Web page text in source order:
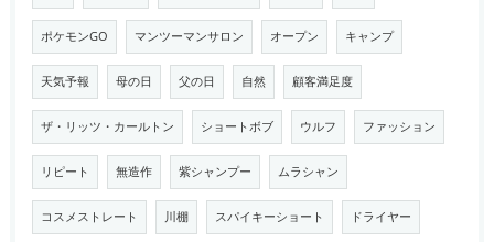
ポケモンGO マンツーマンサロン オープン キャンプ
天気予報 母の日 父の日 自然 顧客満足度
ザ・リッツ・カールトン ショートボブ ウルフ ファッション
リピート 無造作 紫シャンプー ムラシャン
コスメストレート 川棚 スパイキーショート ドライヤー